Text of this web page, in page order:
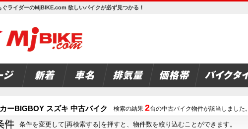
ライダーのMjBIKE.com 欲しいバイクが必ず見つかる！
ーBIGBOY スズキ 中古バイク 検索の結果 2台の中古バイク物件が該当しました。
条件を変更して[再検索する]を押すと、物件数を絞り込むことができます。